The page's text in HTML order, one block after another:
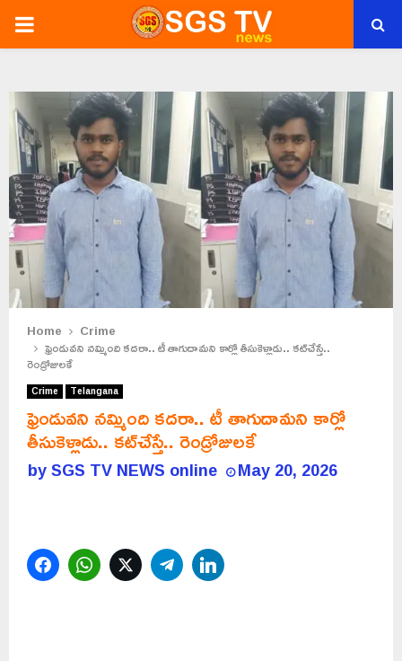
PRIMARY
Home Crime
ఫ్రెండువని నమ్మింది కదరా.. టీ తాగుదామని కార్లో తీసుకెళ్లాడు.. కట్‌చేస్తే..
రెండ్రోజులకే
Crime Telangana
ఫ్రెండువని నమ్మింది కదరా.. టీ తాగుదామని కార్లో
తీసుకెళ్లాడు.. కట్‌చేస్తే.. రెండ్రోజులకే
bySGS TV NEWS online May 20, 2026
FacebookWhatsAppTwitterTelegram